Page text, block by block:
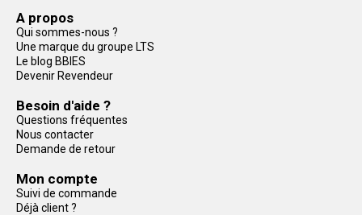
A propos
Qui sommes-nous ?
Une marque du groupe LTS
Le blog BBIES
Devenir Revendeur
Besoin d'aide ?
Questions fréquentes
Nous contacter
Demande de retour
Mon compte
Suivi de commande
Déjà client ?